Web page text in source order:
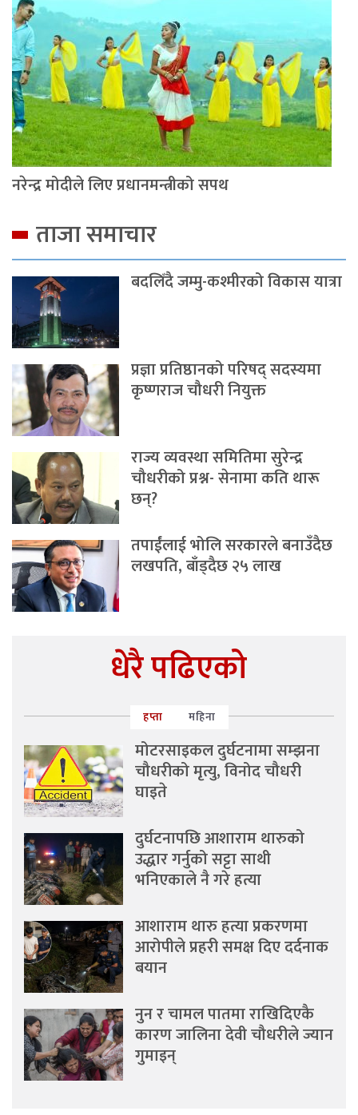
नरेन्द्र मोदीले लिए प्रधानमन्त्रीको सपथ
ताजा समाचार
बदलिँदै जम्मु-कश्मीरको विकास यात्रा
प्रज्ञा प्रतिष्ठानको परिषद् सदस्यमा
कृष्णराज चौधरी नियुक्त
राज्य व्यवस्था समितिमा सुरेन्द्र
चौधरीको प्रश्न- सेनामा कति थारू
छन्?
तपाईंलाई भोलि सरकारले बनाउँदैछ
लखपति, बाँड्दैछ २५ लाख
धेरै पढिएको
हप्ता महिना
मोटरसाइकल दुर्घटनामा सम्झना
चौधरीको मृत्यु, विनोद चौधरी
घाइते
दुर्घटनापछि आशाराम थारुको
उद्धार गर्नुको सट्टा साथी
भनिएकाले नै गरे हत्या
आशाराम थारु हत्या प्रकरणमा
आरोपीले प्रहरी समक्ष दिए दर्दनाक
बयान
नुन र चामल पातमा राखिदिएकै
कारण जालिना देवी चौधरीले ज्यान
गुमाइन्